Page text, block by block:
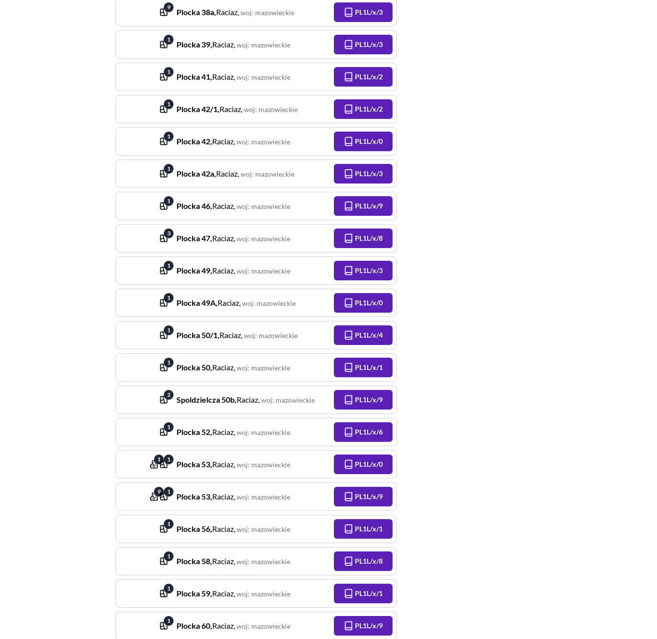
9
Plocka38a,Raciaz,woj: mazowieckie PL1L/x/3
1
Plocka39,Raciaz,woj: mazowieckie PL1L/x/3
1
Plocka41,Raciaz,woj: mazowieckie PL1L/x/2
1
Plocka42/1,Raciaz,woj: mazowieckie PL1L/x/2
1
Plocka42,Raciaz,woj: mazowieckie PL1L/x/0
1
Plocka42a,Raciaz,woj: mazowieckie PL1L/x/3
1
Plocka46,Raciaz,woj: mazowieckie PL1L/x/9
3
Plocka47,Raciaz,woj: mazowieckie PL1L/x/8
1
Plocka49,Raciaz,woj: mazowieckie PL1L/x/3
1
Plocka49A,Raciaz,woj: mazowieckie PL1L/x/0
1
Plocka50/1,Raciaz,woj: mazowieckie PL1L/x/4
1
Plocka50,Raciaz,woj: mazowieckie PL1L/x/1
2
Spoldzielcza50b,Raciaz,woj: mazowieckie PL1L/x/9
1
Plocka52,Raciaz,woj: mazowieckie PL1L/x/6
1 1
Plocka53,Raciaz,woj: mazowieckie PL1L/x/0
9 1
Plocka53,Raciaz,woj: mazowieckie PL1L/x/9
1
Plocka56,Raciaz,woj: mazowieckie PL1L/x/1
1
Plocka58,Raciaz,woj: mazowieckie PL1L/x/8
1
Plocka59,Raciaz,woj: mazowieckie PL1L/x/1
1
Plocka60,Raciaz,woj: mazowieckie PL1L/x/9